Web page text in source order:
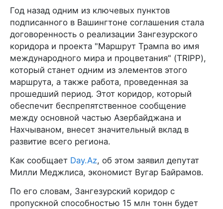
Год назад одним из ключевых пунктов
подписанного в Вашингтоне соглашения стала
договоренность о реализации Зангезурского
коридора и проекта "Маршрут Трампа во имя
международного мира и процветания" (TRIPP),
который станет одним из элементов этого
маршрута, а также работа, проведенная за
прошедший период. Этот коридор, который
обеспечит беспрепятственное сообщение
между основной частью Азербайджана и
Нахчываном, внесет значительный вклад в
развитие всего региона.
Как сообщает Day.Az, об этом заявил депутат
Милли Меджлиса, экономист Вугар Байрамов.
По его словам, Зангезурский коридор с
пропускной способностью 15 млн тонн будет